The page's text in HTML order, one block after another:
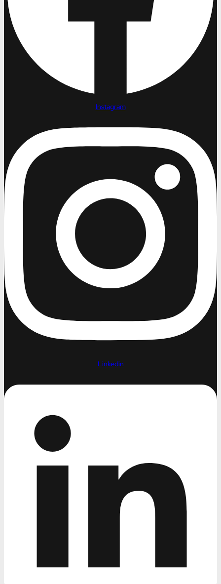
Instagram
Linkedin